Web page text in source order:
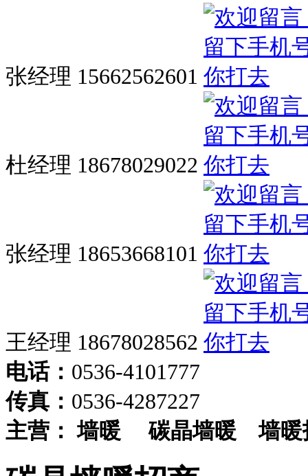
张经理 15662562601
杜经理 18678029022
张经理 18653668101
王经理 18678028562
电话： 0536-4101777
传真： 0536-4287227
主营： 墙暖碳晶墙暖墙暖